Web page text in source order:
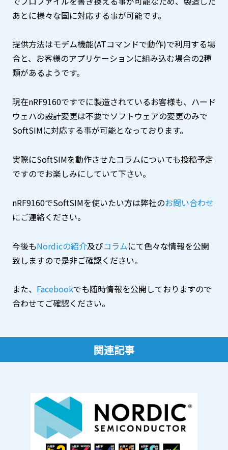
あとに様々な国に対応する事が可能です。
提供方法はモデム機能(ATコマンドで動作)で利用する場
合と、お客様のアプリケーションに組み込む場合の2種
類があるようです。
現在nRF9160ですでに製造されているお客様も、ハード
ウェハの設計変更は不要でソフトウェアの変更のみで
SoftSIMに対応する事が可能となっております。
実際にSoftSIMを動作させたコラムについても投稿予定
ですのでお楽しみにしていて下さい。
nRF9160でSoftSIMを使いたい方は弊社のお問い合わせ
にご連絡ください。
今後もNordicの紹介及びコラムにて色々な情報を公開
致しますので是非ご確認ください。
また、 Facebookでも随時情報を公開しておりますので
合わせてご確認ください。
関連記事